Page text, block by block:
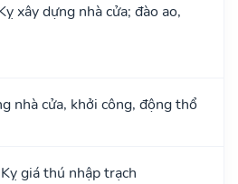
xây dựng nhà cửa; đào ao,
nhà cửa, khởi công, động thổ
giá thú nhập trạch